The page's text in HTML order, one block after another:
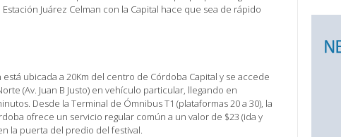
Juárez Celman con la Capital hace que sea de rápido
está ubicada a 20Km del centro de Córdoba Capital y se accede
(Av. Juan B Justo) en vehículo particular, llegando en
Desde la Terminal de Ómnibus T1 (plataformas 20 a 30), la
ofrece un servicio regular común a un valor de $23 (ida y
la puerta del predio del festival.